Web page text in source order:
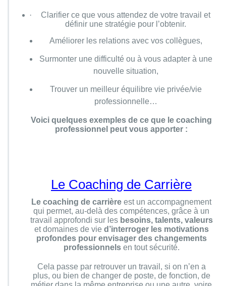
·
Clarifier ce que vous attendez de votre travail et
définir une stratégie pour l’obtenir.
Améliorer les relations avec vos collègues,
Surmonter une difficulté ou à vous adapter à une
nouvelle situation,
Trouver un meilleur équilibre vie privée/vie
professionnelle…
Voici quelques exemples de ce que le coaching
professionnel peut vous apporter :
Le Coaching de Carrière
Le coaching de carrière est un accompagnement
qui permet, au-delà des compétences, grâce à un
travail approfondi sur les besoins, talents, valeurs
et domaines de vie d’interroger les motivations
profondes pour envisager des changements
professionnelsen tout sécurité.
Cela passe par retrouver un travail, si on n’en a
plus, ou bien de changer de poste, de fonction, de